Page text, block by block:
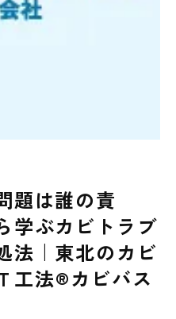
題は誰の責
学ぶカビトラブ
法｜東北のカビ
工法®カビバス